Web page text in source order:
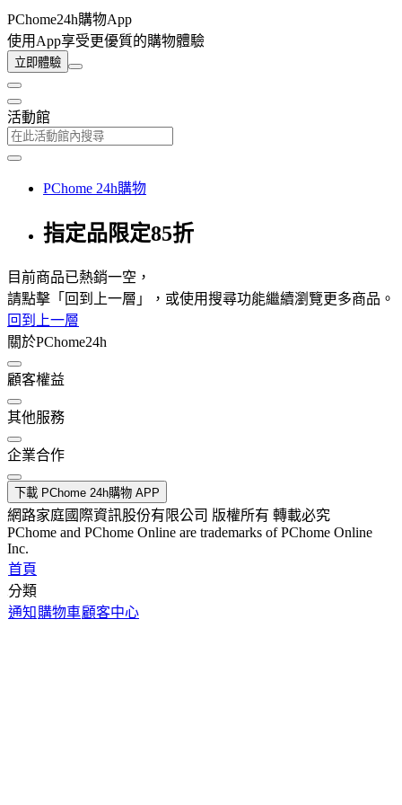
PChome24h購物App
使用App享受更優質的購物體驗
立即體驗
活動館
PChome 24h購物
指定品限定85折
目前商品已熱銷一空，
請點擊「回到上一層」，或使用搜尋功能繼續瀏覽更多商品。
回到上一層
關於PChome24h
顧客權益
其他服務
企業合作
下載 PChome 24h購物 APP
網路家庭國際資訊股份有限公司 版權所有 轉載必究
PChome and PChome Online are trademarks of PChome Online
Inc.
首頁
分類
通知 購物車顧客中心